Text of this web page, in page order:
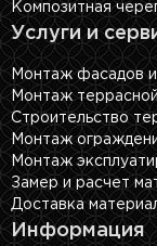
Композитная
Услуги и
Монтаж фасадов и
Монтаж
Строительство
Монтаж
Монтаж
Замер и расчет
Доставка
Информация